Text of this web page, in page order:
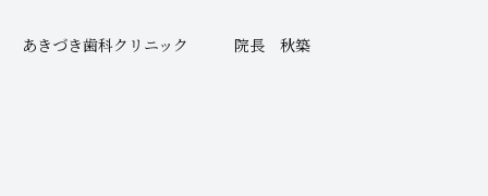
あきづき歯科クリニック 院長 秋築